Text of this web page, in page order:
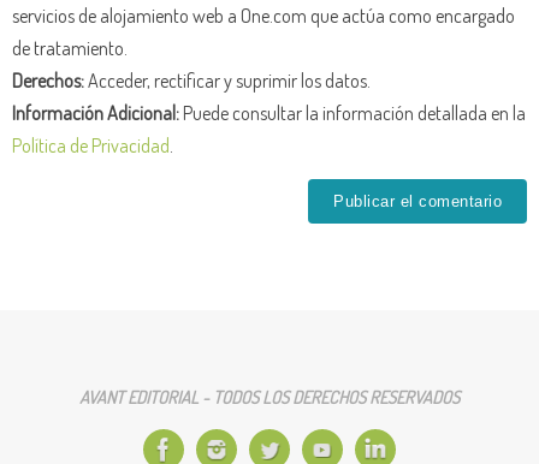
servicios de alojamiento web a One.com que actúa como encargado
de tratamiento.
Derechos:Acceder, rectificar y suprimir los datos.
Información Adicional:Puede consultar la información detallada en la
Política de Privacidad
AVANT EDITORIAL - TODOS LOS DERECHOS RESERVADOS